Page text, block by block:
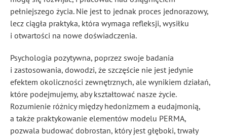
pełniejszego życia. Nie jest to jednak proces jednorazowy,
lecz ciągła praktyka, która wymaga refleksji, wysiłku
i otwartości na nowe doświadczenia.
Psychologia pozytywna, poprzez swoje badania
i zastosowania, dowodzi, że szczęście nie jest jedynie
efektem okoliczności zewnętrznych, ale wynikiem działań,
które podejmujemy, aby kształtować nasze życie.
Rozumienie różnicy między hedonizmem a eudajmonią,
a także praktykowanie elementów modelu PERMA,
pozwala budować dobrostan, który jest głęboki, trwały